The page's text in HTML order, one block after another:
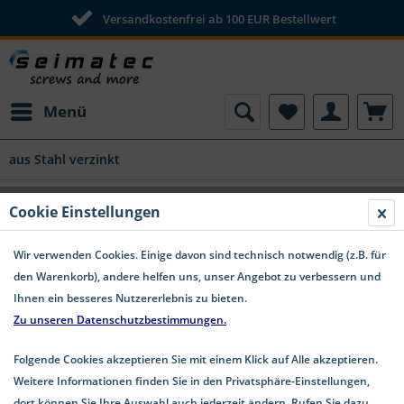
Versandkostenfrei ab 100 EUR Bestellwert
Menü
aus Stahl verzinkt
Schrauben mit Kreuzschlitz aus Stahl verzinkt
Cookie Einstellungen
Wir verwenden Cookies. Einige davon sind technisch notwendig (z.B. für
den Warenkorb), andere helfen uns, unser Angebot zu verbessern und
Ihnen ein besseres Nutzererlebnis zu bieten.
Zu unseren Datenschutzbestimmungen.
Folgende Cookies akzeptieren Sie mit einem Klick auf Alle akzeptieren.
Weitere Informationen finden Sie in den Privatsphäre-Einstellungen,